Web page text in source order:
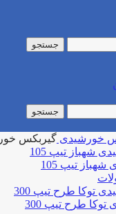
جستجو
جستجو
خورشیدی گیربکس
تیپ 105
طرح تیپ 300